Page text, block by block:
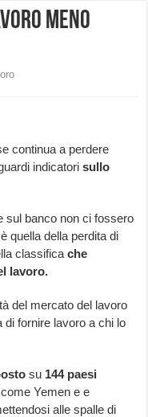
meno
continua a perdere
indicatorisullo
sul banco non ci fossero
quella della perdita di
classificache
lavoro.
del mercato del lavoro
di fornire lavoro a chi lo
su 144 paesi
Yemen e e
alle spalle di